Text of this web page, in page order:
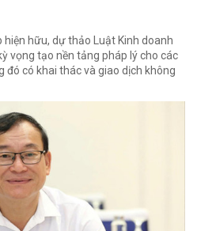
hữu, dự thảo Luật Kinh doanh
vọng tạo nền tảng pháp lý cho các
đó có khai thác và giao dịch không